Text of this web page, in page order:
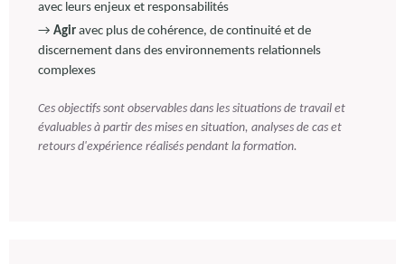
avec leurs enjeux et responsabilités
→ Agir avec plus de cohérence, de continuité et de
discernement dans des environnements relationnels
complexes
Ces objectifs sont observables dans les situations de travail et
évaluables à partir des mises en situation, analyses de cas et
retours d'expérience réalisés pendant la formation.